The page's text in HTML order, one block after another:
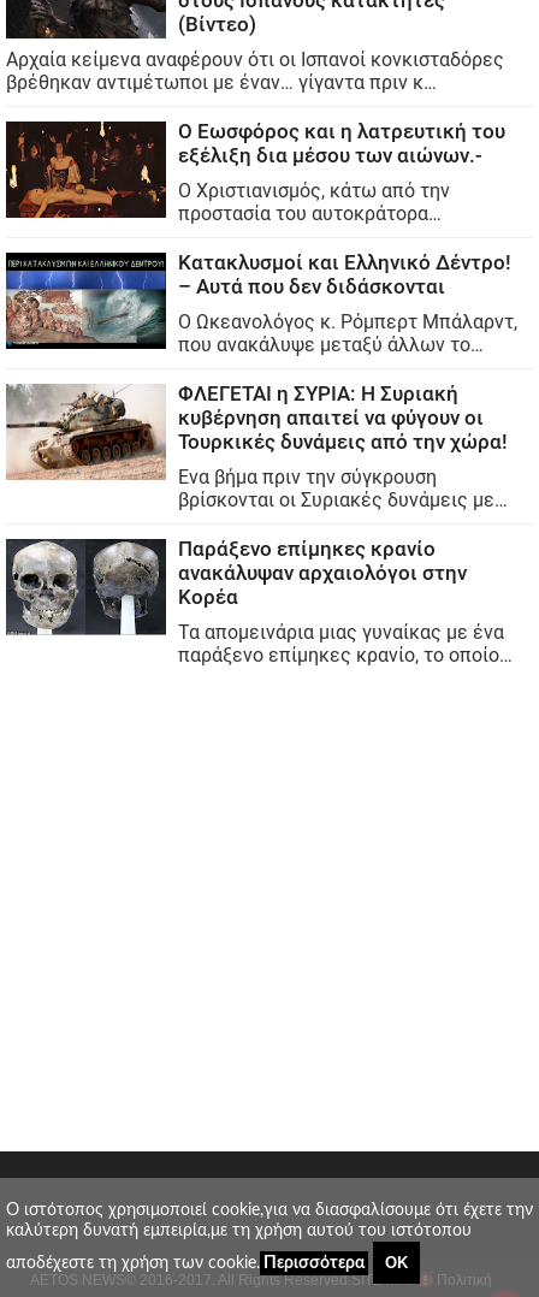
AETOS NEWS © 2016-2017. All Rights Reserved.SITE MAP Πολιτική
O ιστότοπος χρησιμοποιεί cookie,για να διασφαλίσουμε ότι έχετε την
καλύτερη δυνατή εμπειρία,με τη χρήση αυτού του ιστότοπου
αποδέχεστε τη χρήση των cookie.
Περισσότερα ΟΚ